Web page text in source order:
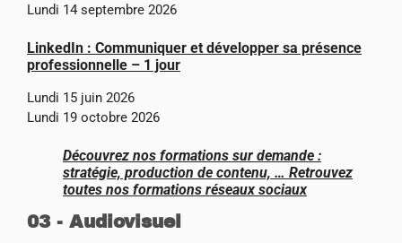
Lundi 14 septembre 2026
LinkedIn : Communiquer et développer sa présence
professionnelle – 1 jour
Lundi 15 juin 2026
Lundi 19 octobre 2026
Découvrez nos formations sur demande :
stratégie, production de contenu, … Retrouvez
toutes nos formations réseaux sociaux
03 - Audiovisuel